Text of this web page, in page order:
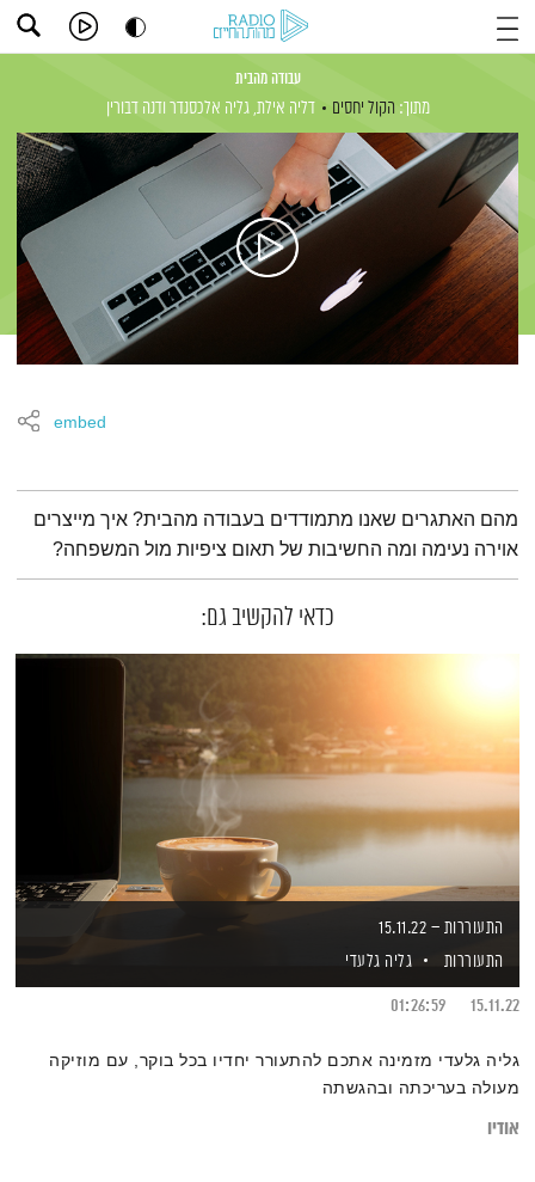
עבודה מהבית
מתוך: הקול יחסים דליה אילת, גליה אלכסנדר ודנה דבורין
embed
תמצית הפודקאסט
מהם האתגרים שאנו מתמודדים בעבודה מהבית? איך מייצרים
אוירה נעימה ומה החשיבות של תאום ציפיות מול המשפחה?
כדאי להקשיב גם:
התעוררות – 15.11.22
התעוררות
גליה גלעדי
15.11.22
01:26:59
גליה גלעדי מזמינה אתכם להתעורר יחדיו בכל בוקר, עם מוזיקה
מעולה בעריכתה ובהגשתה
אודיו